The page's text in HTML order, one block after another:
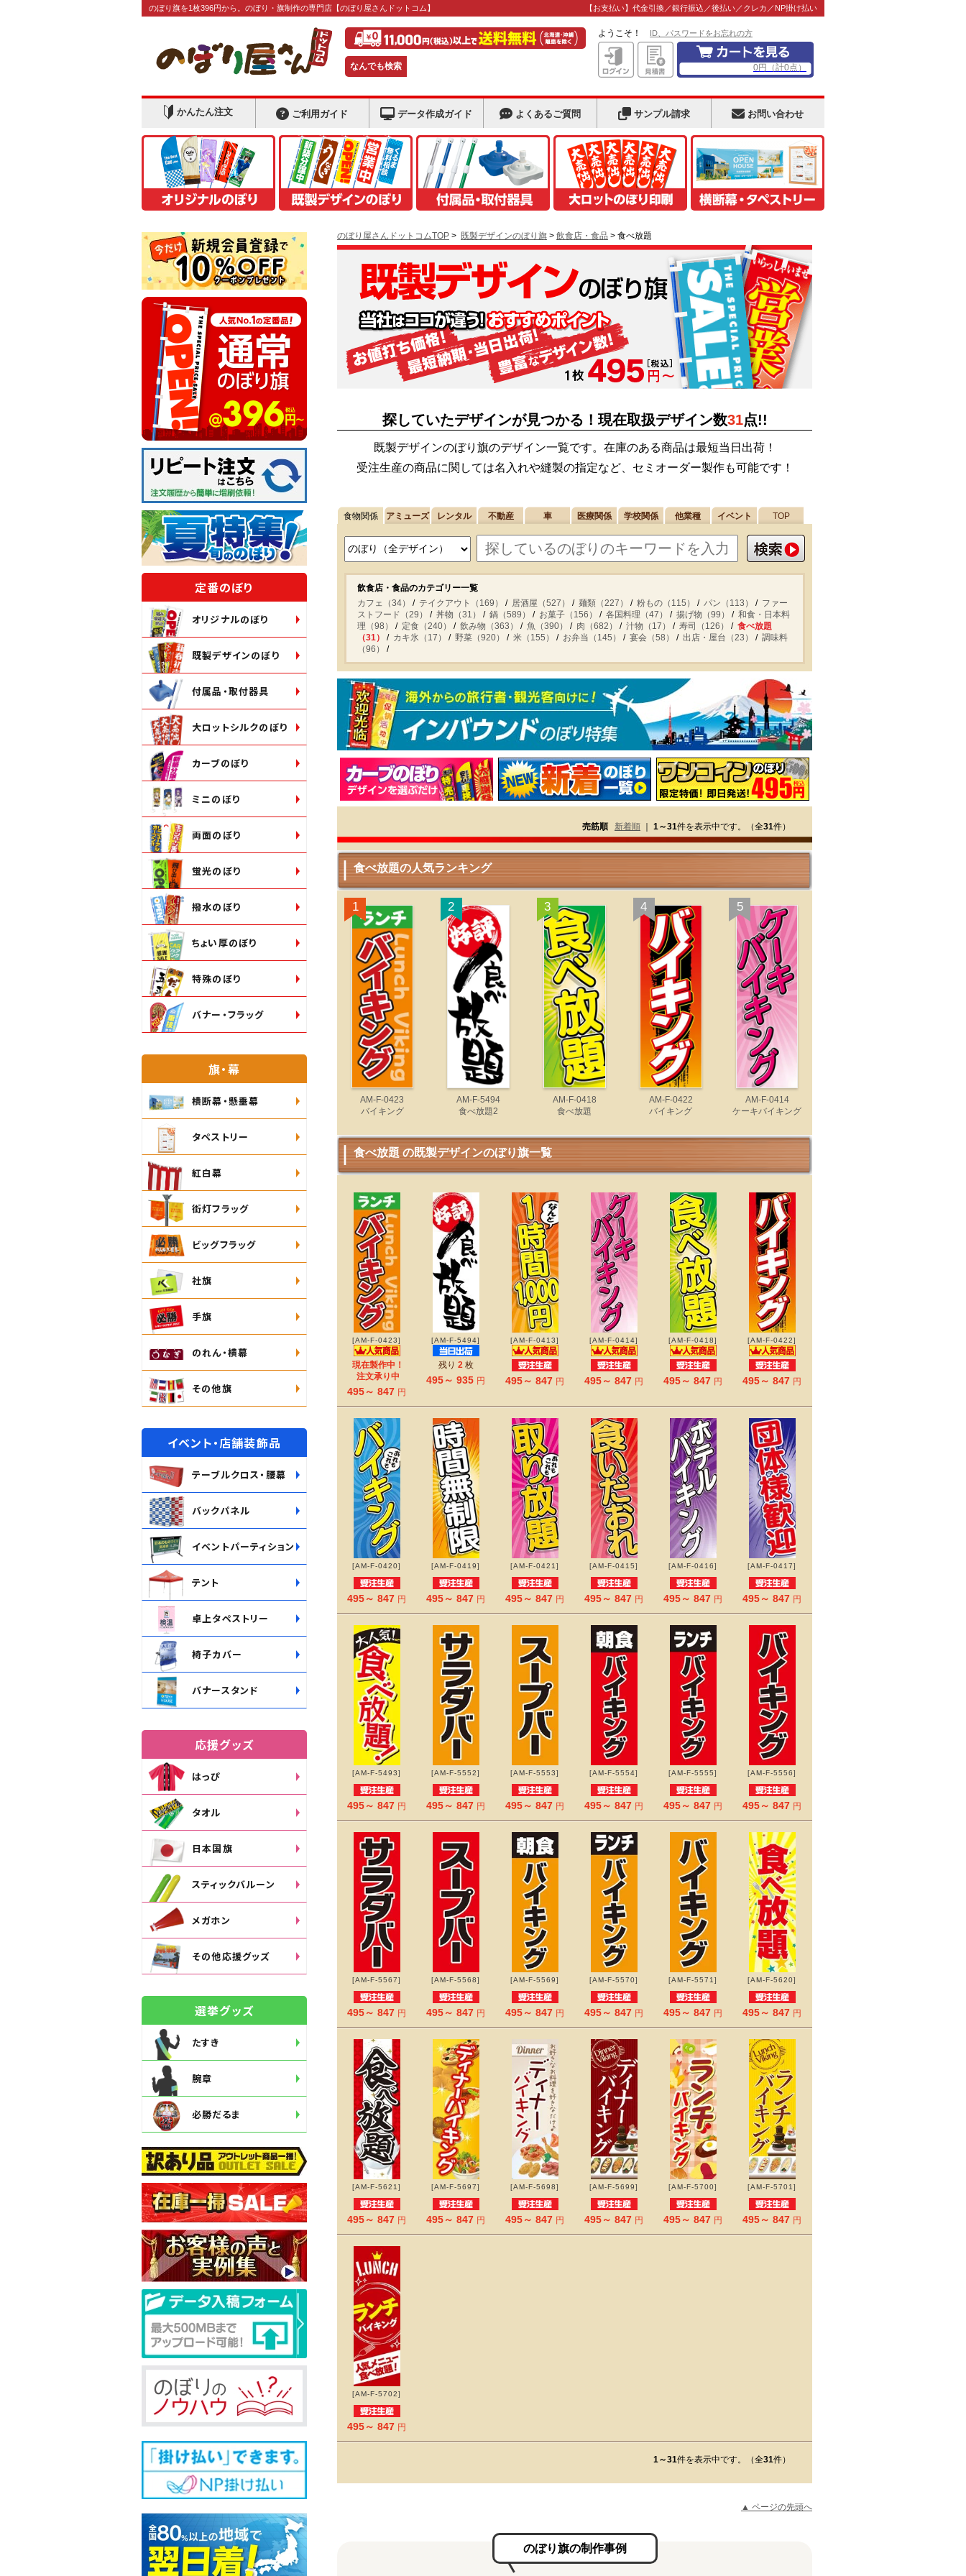
のぼり旗を1枚396円から。のぼり・旗制作の専門店 【のぼり屋さんドットコム】 【お支払い】代金引換／銀行振込／後払い／クレカ／NP掛け払い
なんでも検索
ようこそ！ ID、パスワードをお忘れの方
0円 （計0点）
かんたん注文 ご利用ガイド データ作成ガイド よくあるご質問 サンプル請求 お問い合わせ
のぼり屋さんドットコムTOP > 既製デザインのぼり旗 > 飲食店・食品 > 食べ放題
探していたデザインが見つかる！現在取扱デザイン数31点!!
既製デザインのぼり旗のデザイン一覧です。在庫のある商品は最短当日出荷！
受注生産の商品に関しては名入れや縫製の指定など、セミオーダー製作も可能です！
食物関係 アミューズ レンタル 不動産 車 医療関係 学校関係 他業種 イベント TOP
飲食店・食品のカテゴリー一覧
カフェ（34）
テイクアウト（169） 居酒屋（527） 麺類（227） 粉もの（115） パン（113）
ファー
ストフード（29）
丼物（31） 鍋（589） お菓子（156） 各国料理（47） 揚げ物（99）
和食・日本料
理（98）
定食（240） 飲み物（363） 魚（390） 肉（682） 汁物（17） 寿司（126）
食べ放題
（31）
カキ氷（17） 野菜（920） 米（155） お弁当（145） 宴会（58） 出店・屋台（23）
調味料
（96）
売筋順 新着順 1～31件を表示中です。（全31件）
食べ放題の人気ランキング
1
AM-F-0423
バイキング
2
AM-F-5494
食べ放題2
3
AM-F-0418
食べ放題
4
AM-F-0422
バイキング
5
AM-F-0414
ケーキバイキング
食べ放題 の既製デザインのぼり旗一覧
[AM-F-0423]
現在製作中！
注文承り中
495～ 847 円
[AM-F-5494]
残り 2枚
495～ 935 円
[AM-F-0413]
495～ 847 円
[AM-F-0414]
495～ 847 円
[AM-F-0418]
495～ 847 円
[AM-F-0422]
495～ 847 円
[AM-F-0420]
495～ 847 円
[AM-F-0419]
495～ 847 円
[AM-F-0421]
495～ 847 円
[AM-F-0415]
495～ 847 円
[AM-F-0416]
495～ 847 円
[AM-F-0417]
495～ 847 円
[AM-F-5493]
495～ 847 円
[AM-F-5552]
495～ 847 円
[AM-F-5553]
495～ 847 円
[AM-F-5554]
495～ 847 円
[AM-F-5555]
495～ 847 円
[AM-F-5556]
495～ 847 円
[AM-F-5567]
495～ 847 円
[AM-F-5568]
495～ 847 円
[AM-F-5569]
495～ 847 円
[AM-F-5570]
495～ 847 円
[AM-F-5571]
495～ 847 円
[AM-F-5620]
495～ 847 円
[AM-F-5621]
495～ 847 円
[AM-F-5697]
495～ 847 円
[AM-F-5698]
495～ 847 円
[AM-F-5699]
495～ 847 円
[AM-F-5700]
495～ 847 円
[AM-F-5701]
495～ 847 円
[AM-F-5702]
495～ 847 円
1～31件を表示中です。（全31件）
▲ ページの先頭へ
のぼり旗の制作事例
定番のぼり
オリジナルのぼり
既製デザインのぼり
付属品・取付器具
大ロットシルクのぼり
カーブのぼり
ミニのぼり
両面のぼり
蛍光のぼり
撥水のぼり
ちょい厚のぼり
特殊のぼり
バナー・フラッグ
旗・幕
横断幕・懸垂幕
タペストリー
紅白幕
街灯フラッグ
ビッグフラッグ
社旗
手旗
のれん・横幕
その他旗
イベント・店舗装飾品
テーブルクロス・腰幕
バックパネル
イベントパーティション
テント
卓上タペストリー
椅子カバー
バナースタンド
応援グッズ
はっぴ
タオル
日本国旗
スティックバルーン
メガホン
その他応援グッズ
選挙グッズ
たすき
腕章
必勝だるま